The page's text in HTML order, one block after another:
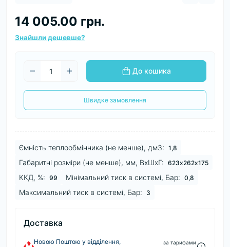
14 005.00 грн.
Знайшли дешевше?
До кошика
Швидке замовлення
Ємність теплообмінника (не менше), дм3: 1,8
Габаритні розміри (не менше), мм, ВхШхГ: 623х262х175
ККД, %: 99 Мінімальний тиск в системі, Бар: 0,8
Максимальний тиск в системі, Бар: 3
Доставка
Новою Поштою у відділення,
за тарифами